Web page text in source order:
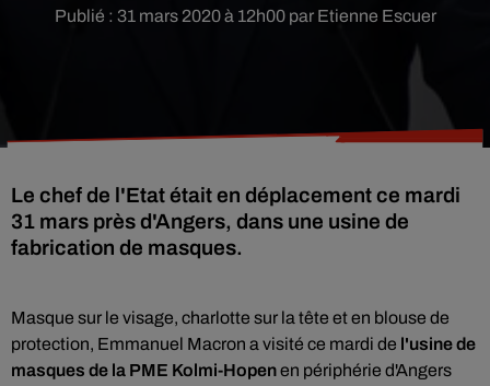
Publié : 31 mars 2020 à 12h00 par Etienne Escuer
Le chef de l'Etat était en déplacement ce mardi
31 mars près d'Angers, dans une usine de
fabrication de masques.
Masque sur le visage, charlotte sur la tête et en blouse de
protection, Emmanuel Macron a visité ce mardi de l'usine de
masques de la PME Kolmi-Hopenen périphérie d'Angers